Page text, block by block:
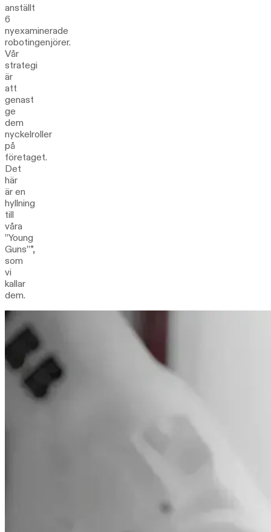
anställt
6
nyexaminerade
robotingenjörer.
Vår
strategi
är
att
genast
ge
dem
nyckelroller
på
företaget.
Det
här
är en
hyllning
till
våra
”Young
Guns”*,
som
vi
kallar
dem.